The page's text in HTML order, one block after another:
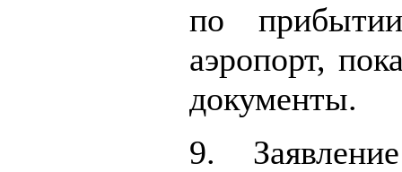
по
аэропорт,
документы.
9.